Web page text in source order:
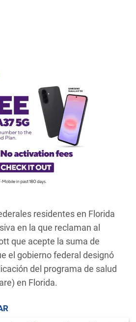
residentes en Florida
en la que reclaman al
que acepte la suma de
el gobierno federal designó
del programa de salud
en Florida.